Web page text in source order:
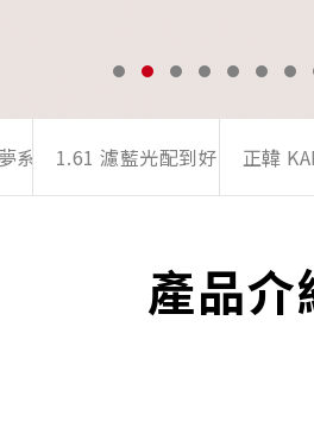
列 1.61 濾藍光配到好專區正韓
產品介